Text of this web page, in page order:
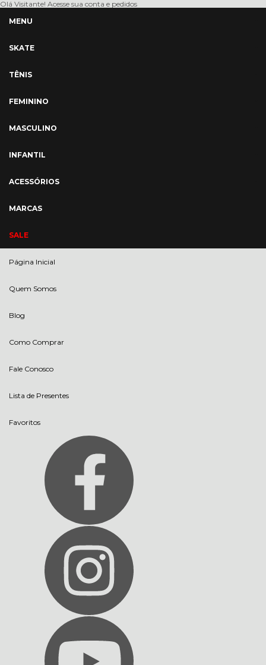
Olá Visitante! Acesse sua conta e pedidos
MENU
SKATE
TÊNIS
FEMININO
MASCULINO
INFANTIL
ACESSÓRIOS
MARCAS
SALE
Página Inicial
Quem Somos
Blog
Como Comprar
Fale Conosco
Lista de Presentes
Favoritos